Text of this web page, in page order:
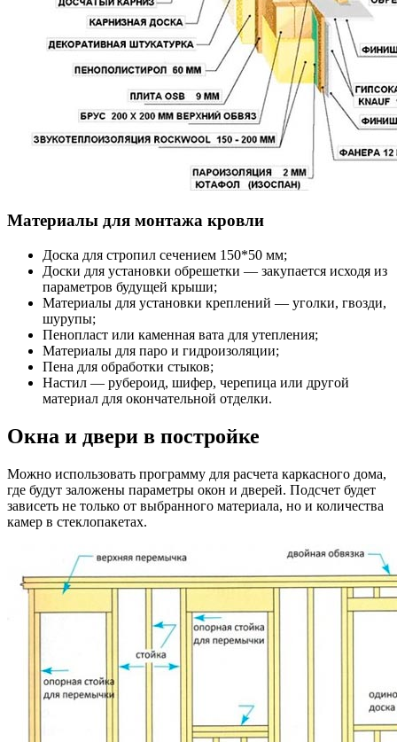
Материалы для монтажа кровли
Доска для стропил сечением 150*50 мм;
Доски для установки обрешетки — закупается исходя из
параметров будущей крыши;
Материалы для установки креплений — уголки, гвозди,
шурупы;
Пенопласт или каменная вата для утепления;
Материалы для паро и гидроизоляции;
Пена для обработки стыков;
Настил — рубероид, шифер, черепица или другой
материал для окончательной отделки.
Окна и двери в постройке
Можно использовать программу для расчета каркасного дома,
где будут заложены параметры окон и дверей. Подсчет будет
зависеть не только от выбранного материала, но и количества
камер в стеклопакетах.